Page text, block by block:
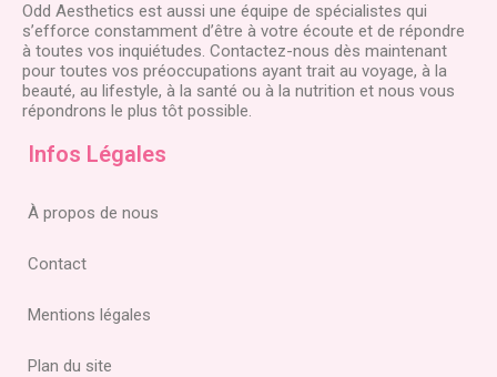
Odd Aesthetics est aussi une équipe de spécialistes qui
s’efforce constamment d’être à votre écoute et de répondre
à toutes vos inquiétudes. Contactez-nous dès maintenant
pour toutes vos préoccupations ayant trait au voyage, à la
beauté, au lifestyle, à la santé ou à la nutrition et nous vous
répondrons le plus tôt possible.
Infos Légales
À propos de nous
Contact
Mentions légales
Plan du site